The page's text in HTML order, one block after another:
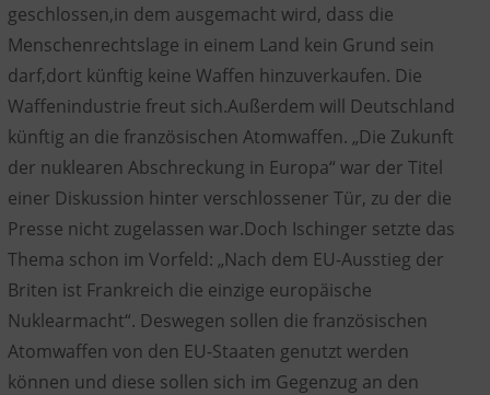
geschlossen,in dem ausgemacht wird, dass die
Menschenrechtslage in einem Land kein Grund sein
darf,dort künftig keine Waffen hinzuverkaufen. Die
Waffenindustrie freut sich.Außerdem will Deutschland
künftig an die französischen Atomwaffen. „Die Zukunft
der nuklearen Abschreckung in Europa“ war der Titel
einer Diskussion hinter verschlossener Tür, zu der die
Presse nicht zugelassen war.Doch Ischinger setzte das
Thema schon im Vorfeld: „Nach dem EU-Ausstieg der
Briten ist Frankreich die einzige europäische
Nuklearmacht“. Deswegen sollen die französischen
Atomwaffen von den EU-Staaten genutzt werden
können und diese sollen sich im Gegenzug an den